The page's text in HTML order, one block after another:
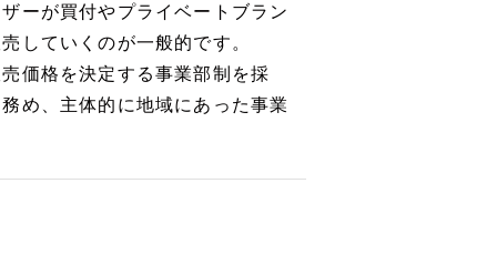
ーが買付やプライベートブラン
していくのが一般的です。
価格を決定する事業部制を採
め、主体的に地域にあった事業